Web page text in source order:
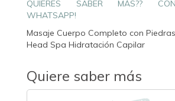
QUIERES SABER MÁS??
WHATSAPP!
Masaje Cuerpo Completo con
Head Spa Hidratación Capilar
Quiere saber más